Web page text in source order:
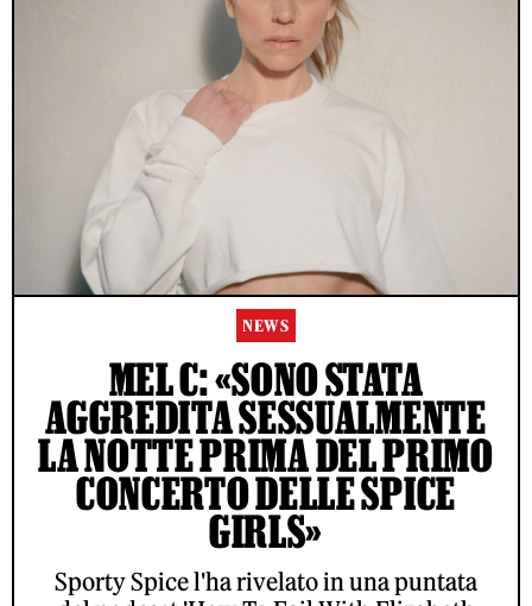
NEWS
MEL C: «SONO STATA
AGGREDITA SESSUALMENTE
LA NOTTE PRIMA DEL PRIMO
CONCERTO DELLE SPICE
GIRLS»
Sporty Spice l'ha rivelato in una puntata